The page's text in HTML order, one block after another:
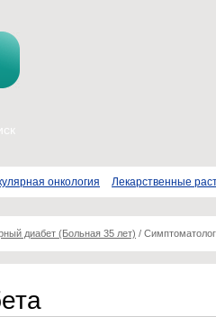
онкология Лекарственные
диабет (Больная 35 лет) /